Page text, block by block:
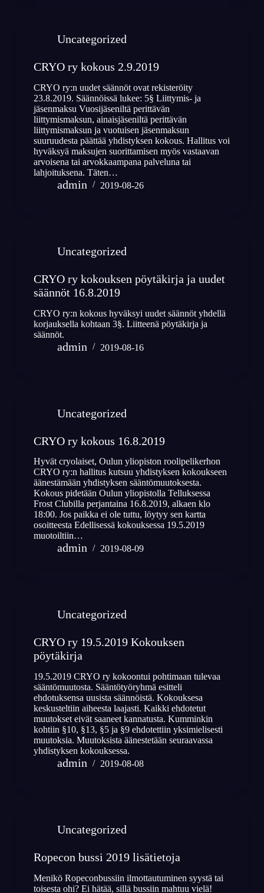
Uncategorized
CRYO ry kokous 2.9.2019
CRYO ry:n uudet säännöt ovat rekisteröity
23.8.2019. Säännöissä lukee: 5§ Liittymis- ja
jäsenmaksu Vuosijäseniltä perittävän
liittymismaksun, ainaisjäseniltä perittävän
liittymismaksun ja vuotuisen jäsenmaksun
suuruudesta päättää yhdistyksen kokous. Hallitus voi
hyväksyä maksujen suorittamisen myös vastaavan
arvoisena tai arvokkaampana palveluna tai
lahjoituksena. Täten…
admin 2019-08-26
Uncategorized
CRYO ry kokouksen pöytäkirja ja uudet
säännöt 16.8.2019
CRYO ry:n kokous hyväksyi uudet säännöt yhdellä
korjauksella kohtaan 3§. Liitteenä pöytäkirja ja
säännöt.
admin 2019-08-16
Uncategorized
CRYO ry kokous 16.8.2019
Hyvät cryolaiset, Oulun yliopiston roolipelikerhon
CRYO ry:n hallitus kutsuu yhdistyksen kokoukseen
äänestämään yhdistyksen sääntömuutoksesta.
Kokous pidetään Oulun yliopistolla Telluksessa
Frost Clubilla perjantaina 16.8.2019, alkaen klo
18:00. Jos paikka ei ole tuttu, löytyy sen kartta
osoitteesta Edellisessä kokouksessa 19.5.2019
muotoiltiin…
admin 2019-08-09
Uncategorized
CRYO ry 19.5.2019 Kokouksen
pöytäkirja
19.5.2019 CRYO ry kokoontui pohtimaan tulevaa
sääntömuutosta. Sääntötyöryhmä esitteli
ehdotuksensa uusista säännöistä. Kokouksesa
keskusteltiin aiheesta laajasti. Kaikki ehdotetut
muutokset eivät saaneet kannatusta. Kumminkin
kohtiin §10, §13, §5 ja §9 ehdotettiin yksimielisesti
muutoksia. Muutoksista äänestetään seuraavassa
yhdistyksen kokouksessa.
admin 2019-08-08
Uncategorized
Ropecon bussi 2019 lisätietoja
Menikö Ropeconbussiin ilmottautuminen syystä tai
toisesta ohi? Ei hätää, sillä bussiin mahtuu vielä!